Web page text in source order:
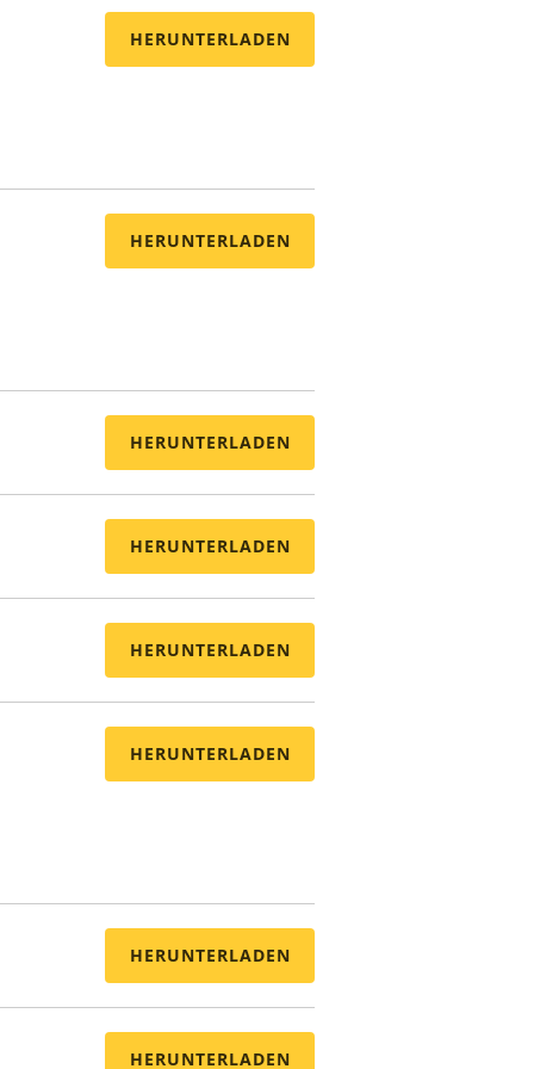
HERUNTERLADEN
HERUNTERLADEN
HERUNTERLADEN
HERUNTERLADEN
HERUNTERLADEN
HERUNTERLADEN
HERUNTERLADEN
HERUNTERLADEN